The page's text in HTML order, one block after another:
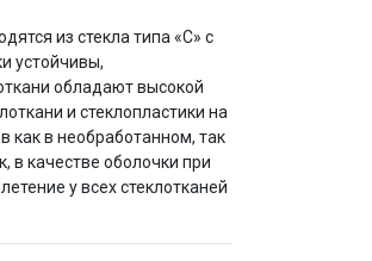
из стекла типа «С» с
устойчивы,
обладают высокой
и стеклопластики на
как в необработанном, так
в качестве оболочки при
у всех стеклотканей